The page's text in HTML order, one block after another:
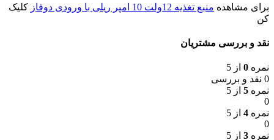
برای مشاهده منبع تغذیه 12ولت 10 امپر ریلی با ورودی دوفاز
کلیک
کن
نقد و بررسی مشتریان
نمره 0 از 5
0 نقد و بررسی
نمره 5 از 5
0
نمره 4 از 5
0
نمره 3 از 5